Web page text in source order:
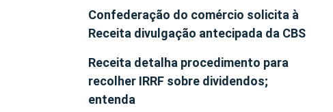
Confederação do comércio solicita à
Receita divulgação antecipada da CBS
Receita detalha procedimento para
recolher IRRF sobre dividendos;
entenda